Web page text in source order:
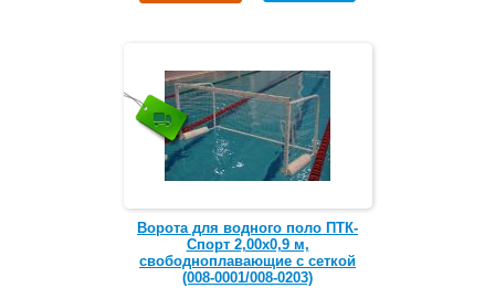
Ворота для водного поло ПТК-
Спорт 2,00х0,9 м,
свободноплавающие с сеткой
(008-0001/008-0203)